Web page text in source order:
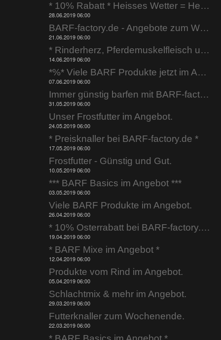
* 10% Rabatt * Heisses Wetter = Heisse Preise
28.06.2019 06:00
BARF-factory.de - Angebote zum Wochenende.
21.06.2019 06:00
* Rinderherz, Pferdemuskelfleisch uvm. *
14.06.2019 06:00
*%* Viele BARF Produkte jetzt im Angebot *%*
07.06.2019 06:00
Immer günstig barfen mit BARF-factory.de
31.05.2019 06:00
Unser Frostfutter im Angebot.
24.05.2019 06:00
* Preisknaller bei BARF-factory.de *
17.05.2019 06:00
Frostfutter - Günstig und Gut.
10.05.2019 06:00
*** BARF Basics im Angebot ***
03.05.2019 06:00
Viele BARF Produkte im Angebot.
26.04.2019 06:00
* 10% Osterrabatt bei BARF-factory.de *
19.04.2019 06:00
* BARF Mixe im Angebot *
12.04.2019 06:00
Produkte vom Rind im Angebot.
05.04.2019 06:00
Schlachtmix & mehr im Angebot.
29.03.2019 06:00
Futterknaller zum Wochenende.
22.03.2019 06:00